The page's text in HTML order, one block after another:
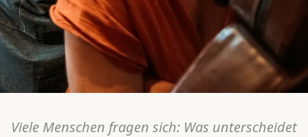
Viele Menschen fragen sich: Was unterscheidet